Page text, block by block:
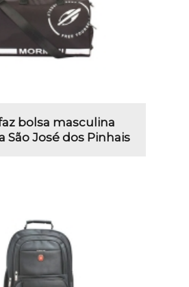
bolsa masculina
São José dos Pinhais